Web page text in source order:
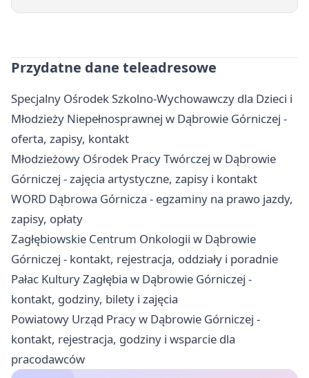
Przydatne dane teleadresowe
Specjalny Ośrodek Szkolno-Wychowawczy dla Dzieci i
Młodzieży Niepełnosprawnej w Dąbrowie Górniczej -
oferta, zapisy, kontakt
Młodzieżowy Ośrodek Pracy Twórczej w Dąbrowie
Górniczej - zajęcia artystyczne, zapisy i kontakt
WORD Dąbrowa Górnicza - egzaminy na prawo jazdy,
zapisy, opłaty
Zagłębiowskie Centrum Onkologii w Dąbrowie
Górniczej - kontakt, rejestracja, oddziały i poradnie
Pałac Kultury Zagłębia w Dąbrowie Górniczej -
kontakt, godziny, bilety i zajęcia
Powiatowy Urząd Pracy w Dąbrowie Górniczej -
kontakt, rejestracja, godziny i wsparcie dla
pracodawców